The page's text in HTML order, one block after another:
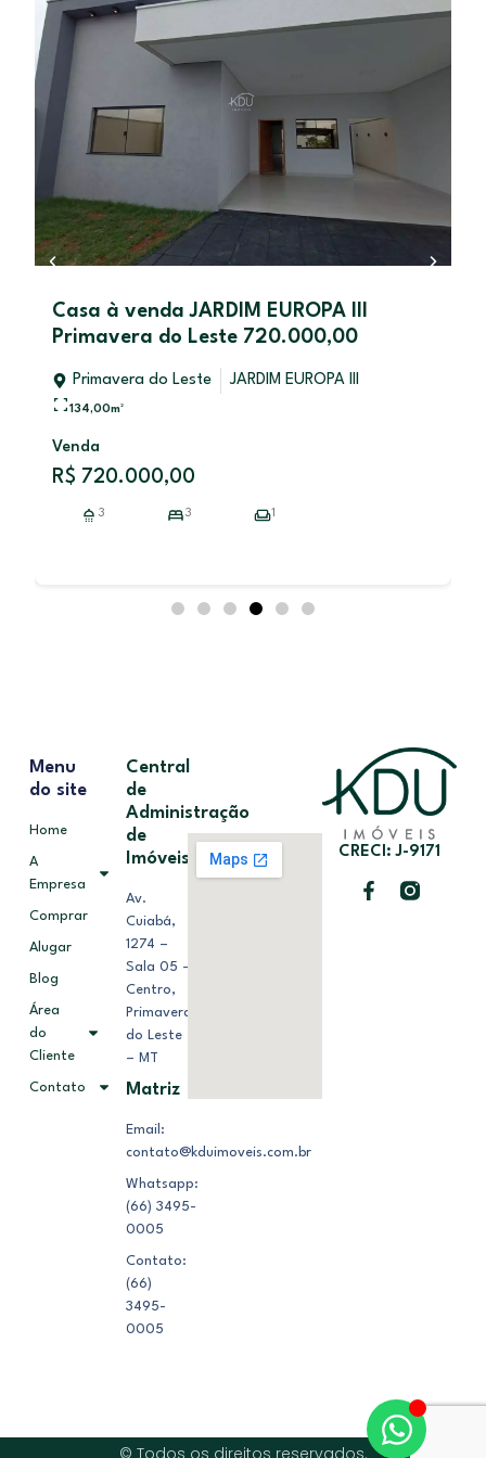
Casa à venda JARDIM EUROPA III
Primavera do Leste 720.000,00
Primavera do Leste JARDIM EUROPA III
134,00m²
Venda
R$ 720.000,00
3 3 1
CRECI: J-9171
Menu
do site
Home
A
Empresa
Comprar
Alugar
Blog
Área
do
Cliente
Contato
Central
de
Administração
de
Imóveis
Av.
Cuiabá,
1274 –
Sala 05 –
Centro,
Primavera
do Leste
– MT
Matriz
Email:
contato@kduimoveis.com.br
Whatsapp:
(66) 3495-
0005
Contato:
(66)
3495-
0005